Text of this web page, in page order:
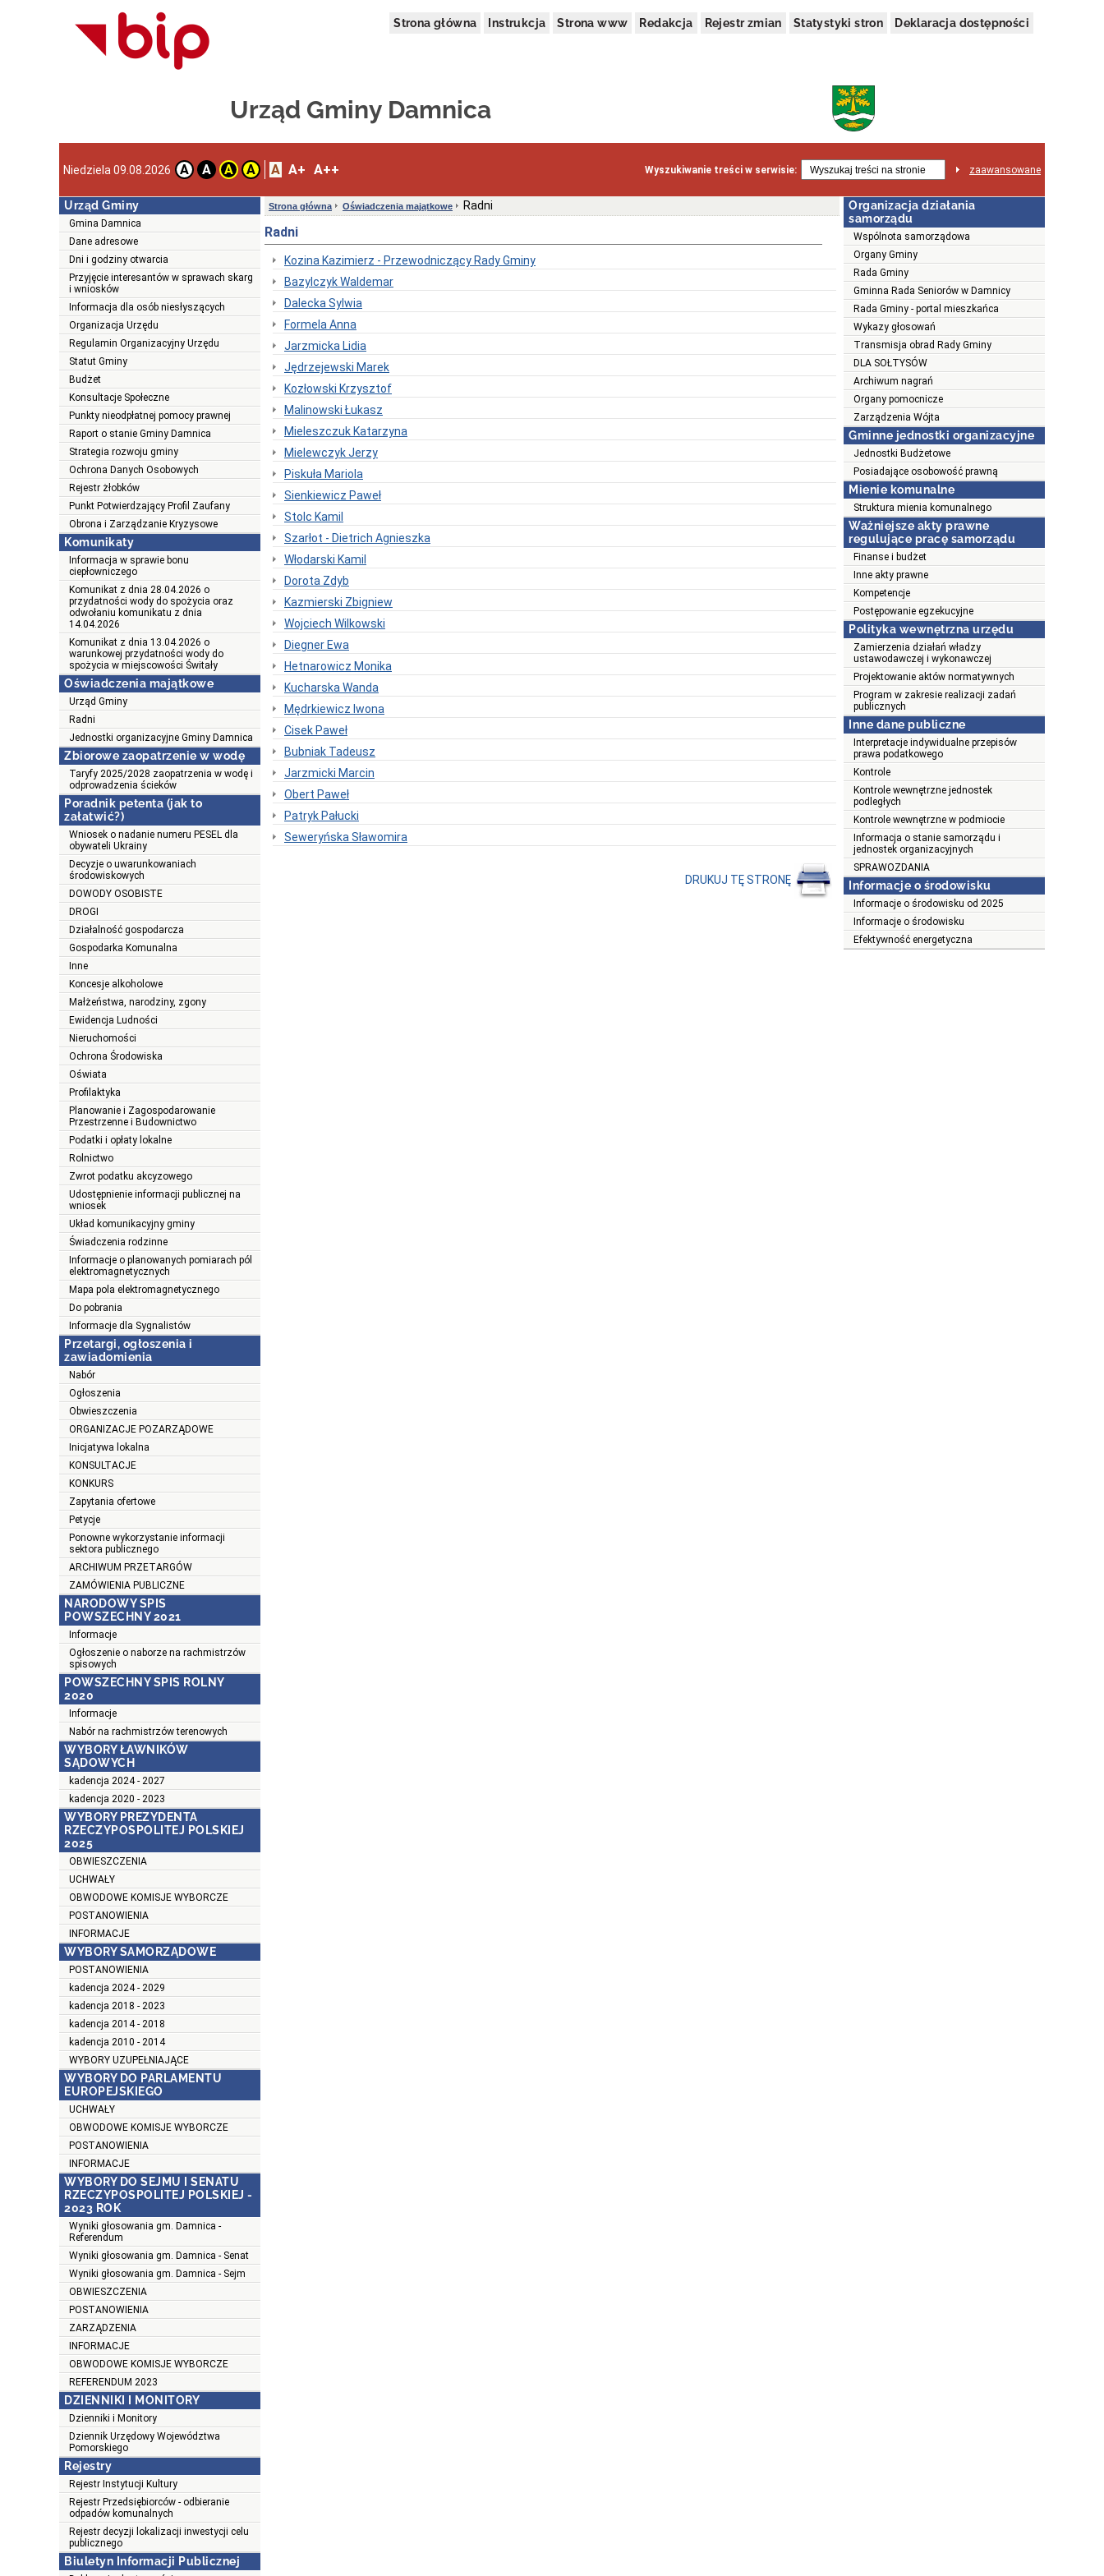
Strona główna Instrukcja Strona www Redakcja Rejestr zmian Statystyki stron Deklaracja dostępności
Urząd Gminy Damnica
Niedziela 09.08.2026 A A A A A A+ A++ Wyszukiwanie treści w serwisie: zaawansowane
Urząd Gminy
Gmina Damnica
Dane adresowe
Dni i godziny otwarcia
Przyjęcie interesantów w sprawach skarg
i wniosków
Informacja dla osób niesłyszących
Organizacja Urzędu
Regulamin Organizacyjny Urzędu
Statut Gminy
Budżet
Konsultacje Społeczne
Punkty nieodpłatnej pomocy prawnej
Raport o stanie Gminy Damnica
Strategia rozwoju gminy
Ochrona Danych Osobowych
Rejestr żłobków
Punkt Potwierdzający Profil Zaufany
Obrona i Zarządzanie Kryzysowe
Komunikaty
Informacja w sprawie bonu
ciepłowniczego
Komunikat z dnia 28.04.2026 o
przydatności wody do spożycia oraz
odwołaniu komunikatu z dnia
14.04.2026
Komunikat z dnia 13.04.2026 o
warunkowej przydatności wody do
spożycia w miejscowości Świtały
Oświadczenia majątkowe
Urząd Gminy
Radni
Jednostki organizacyjne Gminy Damnica
Zbiorowe zaopatrzenie w wodę
Taryfy 2025/2028 zaopatrzenia w wodę i
odprowadzenia ścieków
Poradnik petenta (jak to
załatwić?)
Wniosek o nadanie numeru PESEL dla
obywateli Ukrainy
Decyzje o uwarunkowaniach
środowiskowych
DOWODY OSOBISTE
DROGI
Działalność gospodarcza
Gospodarka Komunalna
Inne
Koncesje alkoholowe
Małżeństwa, narodziny, zgony
Ewidencja Ludności
Nieruchomości
Ochrona Środowiska
Oświata
Profilaktyka
Planowanie i Zagospodarowanie
Przestrzenne i Budownictwo
Podatki i opłaty lokalne
Rolnictwo
Zwrot podatku akcyzowego
Udostępnienie informacji publicznej na
wniosek
Układ komunikacyjny gminy
Świadczenia rodzinne
Informacje o planowanych pomiarach pól
elektromagnetycznych
Mapa pola elektromagnetycznego
Do pobrania
Informacje dla Sygnalistów
Przetargi, ogłoszenia i
zawiadomienia
Nabór
Ogłoszenia
Obwieszczenia
ORGANIZACJE POZARZĄDOWE
Inicjatywa lokalna
KONSULTACJE
KONKURS
Zapytania ofertowe
Petycje
Ponowne wykorzystanie informacji
sektora publicznego
ARCHIWUM PRZETARGÓW
ZAMÓWIENIA PUBLICZNE
NARODOWY SPIS
POWSZECHNY 2021
Informacje
Ogłoszenie o naborze na rachmistrzów
spisowych
POWSZECHNY SPIS ROLNY
2020
Informacje
Nabór na rachmistrzów terenowych
WYBORY ŁAWNIKÓW
SĄDOWYCH
kadencja 2024 - 2027
kadencja 2020 - 2023
WYBORY PREZYDENTA
RZECZYPOSPOLITEJ POLSKIEJ
2025
OBWIESZCZENIA
UCHWAŁY
OBWODOWE KOMISJE WYBORCZE
POSTANOWIENIA
INFORMACJE
WYBORY SAMORZĄDOWE
POSTANOWIENIA
kadencja 2024 - 2029
kadencja 2018 - 2023
kadencja 2014 - 2018
kadencja 2010 - 2014
WYBORY UZUPEŁNIAJĄCE
WYBORY DO PARLAMENTU
EUROPEJSKIEGO
UCHWAŁY
OBWODOWE KOMISJE WYBORCZE
POSTANOWIENIA
INFORMACJE
WYBORY DO SEJMU I SENATU
RZECZYPOSPOLITEJ POLSKIEJ -
2023 ROK
Wyniki głosowania gm. Damnica -
Referendum
Wyniki głosowania gm. Damnica - Senat
Wyniki głosowania gm. Damnica - Sejm
OBWIESZCZENIA
POSTANOWIENIA
ZARZĄDZENIA
INFORMACJE
OBWODOWE KOMISJE WYBORCZE
REFERENDUM 2023
DZIENNIKI I MONITORY
Dzienniki i Monitory
Dziennik Urzędowy Województwa
Pomorskiego
Rejestry
Rejestr Instytucji Kultury
Rejestr Przedsiębiorców - odbieranie
odpadów komunalnych
Rejestr decyzji lokalizacji inwestycji celu
publicznego
Biuletyn Informacji Publicznej
Strona główna Oświadczenia majątkowe Radni
Radni
Kozina Kazimierz - Przewodniczący Rady Gminy
Bazylczyk Waldemar
Dalecka Sylwia
Formela Anna
Jarzmicka Lidia
Jędrzejewski Marek
Kozłowski Krzysztof
Malinowski Łukasz
Mieleszczuk Katarzyna
Mielewczyk Jerzy
Piskuła Mariola
Sienkiewicz Paweł
Stolc Kamil
Szarłot - Dietrich Agnieszka
Włodarski Kamil
Dorota Zdyb
Kazmierski Zbigniew
Wojciech Wilkowski
Diegner Ewa
Hetnarowicz Monika
Kucharska Wanda
Mędrkiewicz Iwona
Cisek Paweł
Bubniak Tadeusz
Jarzmicki Marcin
Obert Paweł
Patryk Pałucki
Seweryńska Sławomira
DRUKUJ TĘ STRONĘ
Organizacja działania
samorządu
Wspólnota samorządowa
Organy Gminy
Rada Gminy
Gminna Rada Seniorów w Damnicy
Rada Gminy - portal mieszkańca
Wykazy głosowań
Transmisja obrad Rady Gminy
DLA SOŁTYSÓW
Archiwum nagrań
Organy pomocnicze
Zarządzenia Wójta
Gminne jednostki organizacyjne
Jednostki Budżetowe
Posiadające osobowość prawną
Mienie komunalne
Struktura mienia komunalnego
Ważniejsze akty prawne
regulujące pracę samorządu
Finanse i budżet
Inne akty prawne
Kompetencje
Postępowanie egzekucyjne
Polityka wewnętrzna urzędu
Zamierzenia działań władzy
ustawodawczej i wykonawczej
Projektowanie aktów normatywnych
Program w zakresie realizacji zadań
publicznych
Inne dane publiczne
Interpretacje indywidualne przepisów
prawa podatkowego
Kontrole
Kontrole wewnętrzne jednostek
podległych
Kontrole wewnętrzne w podmiocie
Informacja o stanie samorządu i
jednostek organizacyjnych
SPRAWOZDANIA
Informacje o środowisku
Informacje o środowisku od 2025
Informacje o środowisku
Efektywność energetyczna